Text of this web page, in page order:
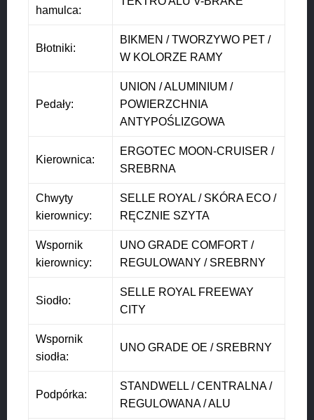
hamulca:
Błotniki:
BIKMEN / TWORZYWO PET /
W KOLORZE RAMY
Pedały:
UNION / ALUMINIUM /
POWIERZCHNIA
ANTYPOŚLIZGOWA
Kierownica:
ERGOTEC MOON-CRUISER /
SREBRNA
Chwyty
kierownicy:
SELLE ROYAL / SKÓRA ECO /
RĘCZNIE SZYTA
Wspornik
kierownicy:
UNO GRADE COMFORT /
REGULOWANY / SREBRNY
Siodło:
SELLE ROYAL FREEWAY
CITY
Wspornik
siodła:
UNO GRADE OE / SREBRNY
Podpórka:
STANDWELL / CENTRALNA /
REGULOWANA / ALU